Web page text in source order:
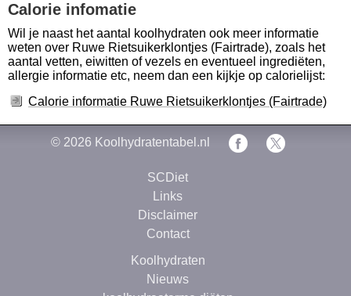
Calorie infomatie
Wil je naast het aantal koolhydraten ook meer informatie
weten over Ruwe Rietsuikerklontjes (Fairtrade), zoals het
aantal vetten, eiwitten of vezels en eventueel ingrediëten,
allergie informatie etc, neem dan een kijkje op calorielijst:
Calorie informatie Ruwe Rietsuikerklontjes (Fairtrade)
© 2026 Koolhydratentabel.nl
SCDiet
Links
Disclaimer
Contact
Koolhydraten
Nieuws